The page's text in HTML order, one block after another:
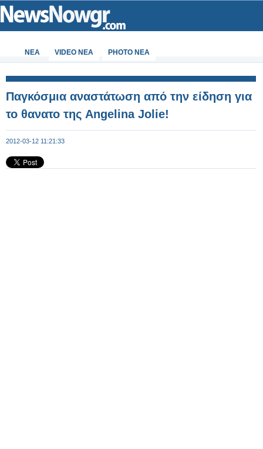
ΝΕΑ VIDEO NEA PHOTO NEA
Παγκόσμια αναστάτωση από την είδηση για
το θανατο της Angelina Jolie!
2012-03-12 11:21:33